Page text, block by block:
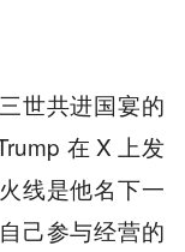
世共进国宴的
在 X 上发
线是他名下一
己参与经营的